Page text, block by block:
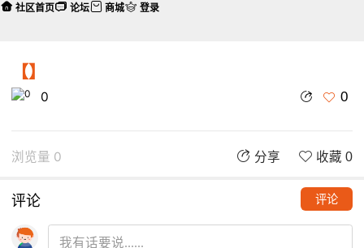
【】
0 0
浏览量 0 分享 收藏 0
评论 评论
社区首页 论坛 商城 登录